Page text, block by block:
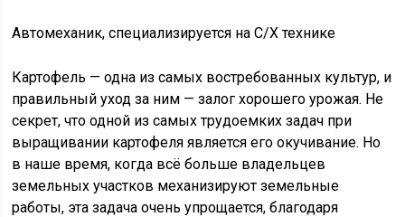
Автомеханик, специализируется на С/Х технике
Картофель — одна из самых востребованных культур, и
правильный уход за ним — залог хорошего урожая. Не
секрет, что одной из самых трудоемких задач при
выращивании картофеля является его окучивание. Но
в наше время, когда всё больше владельцев
земельных участков механизируют земельные
работы, эта задача очень упрощается, благодаря